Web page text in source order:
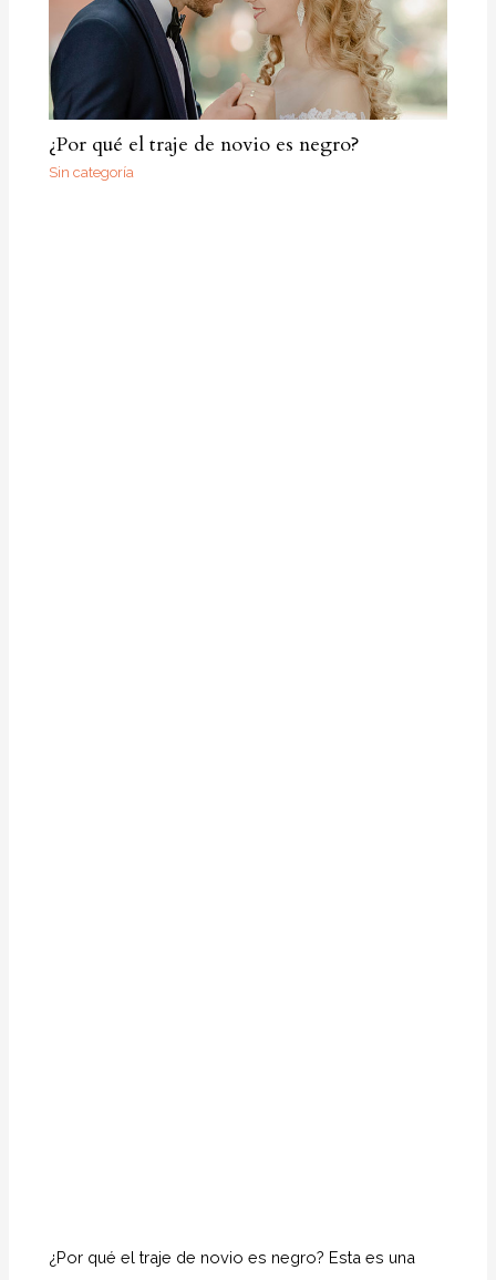
¿Por qué el traje de novio es negro?
Sin categoría
¿Por qué el traje de novio es negro? Esta es una